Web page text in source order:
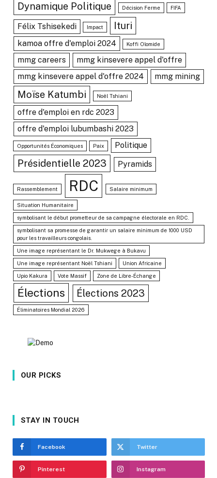
Dynamique Politique Décision Ferme FIFA
Félix Tshisekedi Impact Ituri
kamoa offre d'emploi 2024 Koffi Olomide
mmg careers
mmg kinsevere appel d'offre
mmg kinsevere appel d'offre 2024
mmg mining
Moïse Katumbi Noël Tshiani
offre d'emploi en rdc 2023
offre d'emploi lubumbashi 2023
Opportunités Économiques Paix Politique
Présidentielle 2023 Pyramids
Rassemblement RDC Salaire minimum
Situation Humanitaire
symbolisant le début prometteur de sa campagne électorale en RDC.
symbolisant sa promesse de garantir un salaire minimum de 1000 USD
pour les travailleurs congolais.
Une image représentant le Dr. Mukwege à Bukavu
Une image représentant Noël Tshiani Union Africaine
Upio Kakura Vote Massif Zone de Libre-Échange
Élections Élections 2023
Éliminatoires Mondial 2026
OUR PICKS
STAY IN TOUCH
Facebook Twitter
Pinterest Instagram